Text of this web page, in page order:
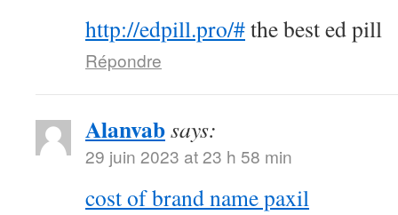
http://edpill.pro/#the best ed pill
Répondre
Alanvabsays:
29 juin 2023 at 23 h 58 min
cost of brand name paxil